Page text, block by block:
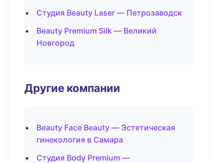
Студия Beauty Laser — Петрозаводск
Beauty Premium Silk — Великий
Новгород
Другие компании
Beauty Face Beauty — Эстетическая
гинекология в Самара
Студия Body Premium —